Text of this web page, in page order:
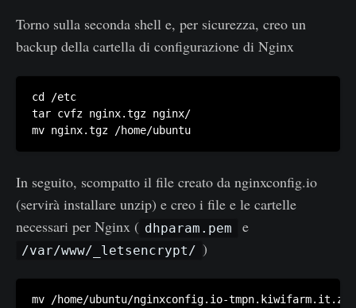
Torno sulla seconda shell e, per sicurezza, creo un
backup della cartella di configurazione di Nginx
cd /etc
tar cvfz nginx.tgz nginx/
In seguito, scompatto il file creato da nginxconfig.io
(servirà installare unzip) e creo i file e le cartelle
necessari per Nginx ( dhparam.pem e
/var/www/_letsencrypt/ )
mv /home/ubuntu/nginxconfig.io-